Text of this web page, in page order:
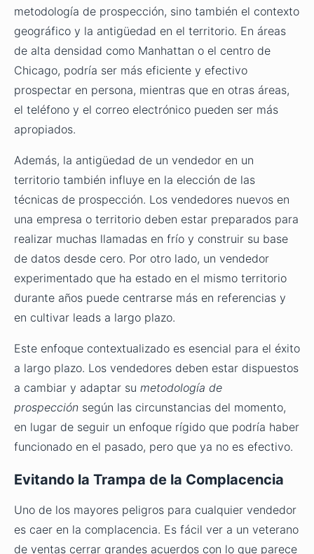
metodología de prospección, sino también el contexto
geográfico y la antigüedad en el territorio. En áreas
de alta densidad como Manhattan o el centro de
Chicago, podría ser más eficiente y efectivo
prospectar en persona, mientras que en otras áreas,
el teléfono y el correo electrónico pueden ser más
apropiados.
Además, la antigüedad de un vendedor en un
territorio también influye en la elección de las
técnicas de prospección. Los vendedores nuevos en
una empresa o territorio deben estar preparados para
realizar muchas llamadas en frío y construir su base
de datos desde cero. Por otro lado, un vendedor
experimentado que ha estado en el mismo territorio
durante años puede centrarse más en referencias y
en cultivar leads a largo plazo.
Este enfoque contextualizado es esencial para el éxito
a largo plazo. Los vendedores deben estar dispuestos
a cambiar y adaptar su metodología de
prospección según las circunstancias del momento,
en lugar de seguir un enfoque rígido que podría haber
funcionado en el pasado, pero que ya no es efectivo.
Evitando la Trampa de la Complacencia
Uno de los mayores peligros para cualquier vendedor
es caer en la complacencia. Es fácil ver a un veterano
de ventas cerrar grandes acuerdos con lo que parece